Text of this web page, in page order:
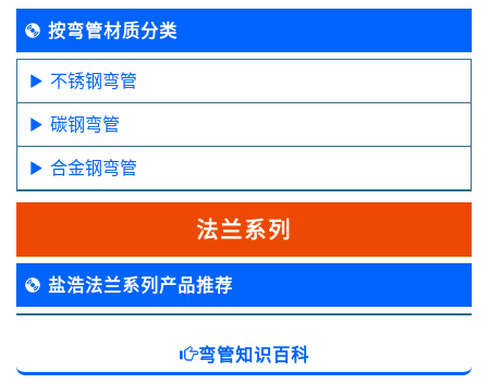
按弯管材质分类
不锈钢弯管
碳钢弯管
合金钢弯管
法兰系列
盐浩法兰系列产品推荐
弯管知识百科